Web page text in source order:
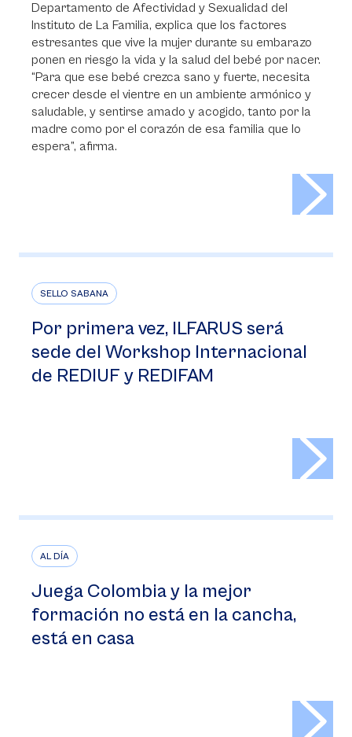
Departamento de Afectividad y Sexualidad del
Instituto de La Familia, explica que los factores
estresantes que vive la mujer durante su embarazo
ponen en riesgo la vida y la salud del bebé por nacer.
“Para que ese bebé crezca sano y fuerte, necesita
crecer desde el vientre en un ambiente armónico y
saludable, y sentirse amado y acogido, tanto por la
madre como por el corazón de esa familia que lo
espera”, afirma.
SELLO SABANA
Por primera vez, ILFARUS será
sede del Workshop Internacional
de REDIUF y REDIFAM
AL DÍA
Juega Colombia y la mejor
formación no está en la cancha,
está en casa